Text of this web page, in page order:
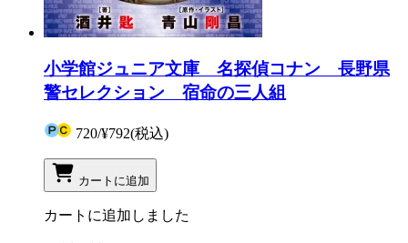
小学館ジュニア文庫 名探偵コナン 長野県
警セレクション 宿命の三人組
720/¥792(税込)
カートに追加
カートに追加しました